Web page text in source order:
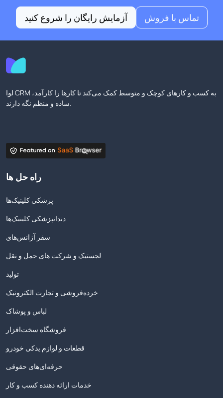
آزمایش رایگان را شروع کنید
تماس با فروش
لوا CRM به کسب و کارهای کوچک و متوسط کمک می‌کند تا کارها را کارآمد،
ساده و منظم نگه دارند.
راه حل ها
پزشکی کلینیک‌ها
دندانپزشکی کلینیک‌ها
سفر آژانس‌های
لجستیک و شرکت های حمل و نقل
تولید
خرده‌فروشی و تجارت الکترونیک
لباس و پوشاک
فروشگاه سخت‌افزار
قطعات و لوازم یدکی خودرو
حرفه‌ای‌های حقوقی
خدمات ارائه دهنده کسب و کار